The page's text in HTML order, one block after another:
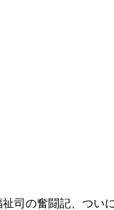
司の奮闘記、つ